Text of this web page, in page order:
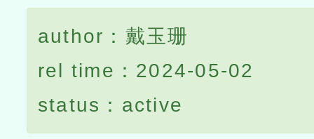
author：戴玉珊
rel time：2024-05-02
status：active